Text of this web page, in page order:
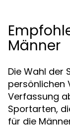
Männer
Die Wahl der
persönlichen
Verfassung
Sportarten,
für die